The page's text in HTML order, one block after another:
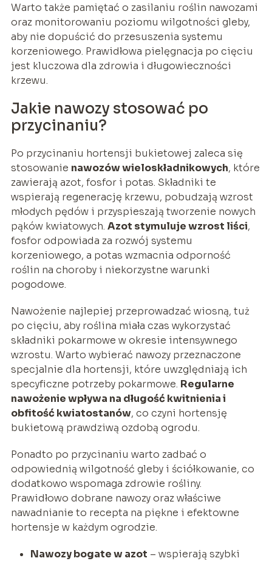
Warto także pamiętać o zasilaniu roślin nawozami
oraz monitorowaniu poziomu wilgotności gleby,
aby nie dopuścić do przesuszenia systemu
korzeniowego. Prawidłowa pielęgnacja po cięciu
jest kluczowa dla zdrowia i długowieczności
krzewu.
Jakie nawozy stosować po
przycinaniu?
Po przycinaniu hortensji bukietowej zaleca się
stosowanie nawozów wieloskładnikowych, które
zawierają azot, fosfor i potas. Składniki te
wspierają regenerację krzewu, pobudzają wzrost
młodych pędów i przyspieszają tworzenie nowych
pąków kwiatowych. Azot stymuluje wzrost liści,
fosfor odpowiada za rozwój systemu
korzeniowego, a potas wzmacnia odporność
roślin na choroby i niekorzystne warunki
pogodowe.
Nawożenie najlepiej przeprowadzać wiosną, tuż
po cięciu, aby roślina miała czas wykorzystać
składniki pokarmowe w okresie intensywnego
wzrostu. Warto wybierać nawozy przeznaczone
specjalnie dla hortensji, które uwzględniają ich
specyficzne potrzeby pokarmowe. Regularne
nawożenie wpływa na długość kwitnienia i
obfitość kwiatostanów, co czyni hortensję
bukietową prawdziwą ozdobą ogrodu.
Ponadto po przycinaniu warto zadbać o
odpowiednią wilgotność gleby i ściółkowanie, co
dodatkowo wspomaga zdrowie rośliny.
Prawidłowo dobrane nawozy oraz właściwe
nawadnianie to recepta na piękne i efektowne
hortensje w każdym ogrodzie.
Nawozy bogate w azot – wspierają szybki